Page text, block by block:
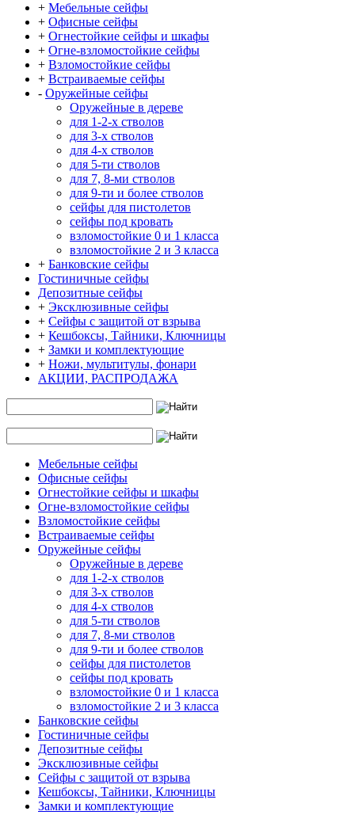
+ Мебельные сейфы
+ Офисные сейфы
+ Огнестойкие сейфы и шкафы
+ Огне-взломостойкие сейфы
+ Взломостойкие сейфы
+ Встраиваемые сейфы
- Оружейные сейфы
Оружейные в дереве
для 1-2-х стволов
для 3-х стволов
для 4-х стволов
для 5-ти стволов
для 7, 8-ми стволов
для 9-ти и более стволов
сейфы для пистолетов
сейфы под кровать
взломостойкие 0 и 1 класса
взломостойкие 2 и 3 класса
+ Банковские сейфы
Гостиничные сейфы
Депозитные сейфы
+ Эксклюзивные сейфы
+ Сейфы с защитой от взрыва
+ Кешбоксы, Тайники, Ключницы
+ Замки и комплектующие
+ Ножи, мультитулы, фонари
АКЦИИ, РАСПРОДАЖА
Мебельные сейфы
Офисные сейфы
Огнестойкие сейфы и шкафы
Огне-взломостойкие сейфы
Взломостойкие сейфы
Встраиваемые сейфы
Оружейные сейфы
Оружейные в дереве
для 1-2-х стволов
для 3-х стволов
для 4-х стволов
для 5-ти стволов
для 7, 8-ми стволов
для 9-ти и более стволов
сейфы для пистолетов
сейфы под кровать
взломостойкие 0 и 1 класса
взломостойкие 2 и 3 класса
Банковские сейфы
Гостиничные сейфы
Депозитные сейфы
Эксклюзивные сейфы
Сейфы с защитой от взрыва
Кешбоксы, Тайники, Ключницы
Замки и комплектующие